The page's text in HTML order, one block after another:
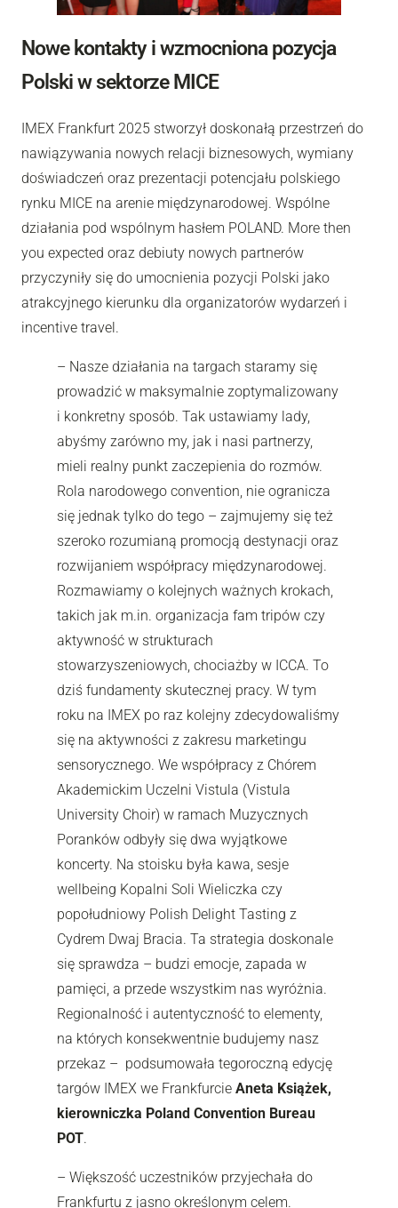
Nowe kontakty i wzmocniona pozycja
Polski w sektorze MICE
IMEX Frankfurt 2025 stworzył doskonałą przestrzeń do
nawiązywania nowych relacji biznesowych, wymiany
doświadczeń oraz prezentacji potencjału polskiego
rynku MICE na arenie międzynarodowej. Wspólne
działania pod wspólnym hasłem POLAND. More then
you expected oraz debiuty nowych partnerów
przyczyniły się do umocnienia pozycji Polski jako
atrakcyjnego kierunku dla organizatorów wydarzeń i
incentive travel.
– Nasze działania na targach staramy się
prowadzić w maksymalnie zoptymalizowany
i konkretny sposób. Tak ustawiamy lady,
abyśmy zarówno my, jak i nasi partnerzy,
mieli realny punkt zaczepienia do rozmów.
Rola narodowego convention, nie ogranicza
się jednak tylko do tego – zajmujemy się też
szeroko rozumianą promocją destynacji oraz
rozwijaniem współpracy międzynarodowej.
Rozmawiamy o kolejnych ważnych krokach,
takich jak m.in. organizacja fam tripów czy
aktywność w strukturach
stowarzyszeniowych, chociażby w ICCA. To
dziś fundamenty skutecznej pracy. W tym
roku na IMEX po raz kolejny zdecydowaliśmy
się na aktywności z zakresu marketingu
sensorycznego. We współpracy z Chórem
Akademickim Uczelni Vistula (Vistula
University Choir) w ramach Muzycznych
Poranków odbyły się dwa wyjątkowe
koncerty. Na stoisku była kawa, sesje
wellbeing Kopalni Soli Wieliczka czy
popołudniowy Polish Delight Tasting z
Cydrem Dwaj Bracia. Ta strategia doskonale
się sprawdza – budzi emocje, zapada w
pamięci, a przede wszystkim nas wyróżnia.
Regionalność i autentyczność to elementy,
na których konsekwentnie budujemy nasz
przekaz – podsumowała tegoroczną edycję
targów IMEX we Frankfurcie Aneta Książek,
kierowniczka Poland Convention Bureau
POT.
– Większość uczestników przyjechała do
Frankfurtu z jasno określonym celem.